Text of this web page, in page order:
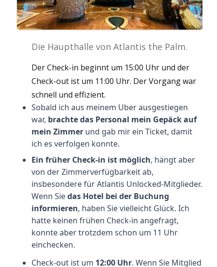
Die Haupthalle von Atlantis the Palm.
Der Check-in beginnt um 15:00 Uhr und der
Check-out ist um 11:00 Uhr. Der Vorgang war
schnell und effizient.
Sobald ich aus meinem Uber ausgestiegen
war, brachte das Personal mein Gepäck auf
mein Zimmerund gab mir ein Ticket, damit
ich es verfolgen konnte.
Ein früher Check-in ist möglich, hängt aber
von der Zimmerverfügbarkeit ab,
insbesondere für Atlantis Unlocked-Mitglieder.
Wenn Siedas Hotel bei der Buchung
informieren, haben Sie vielleicht Glück. Ich
hatte keinen frühen Check-in angefragt,
konnte aber trotzdem schon um 11 Uhr
einchecken.
Check-out ist um 12:00 Uhr. Wenn Sie Mitglied